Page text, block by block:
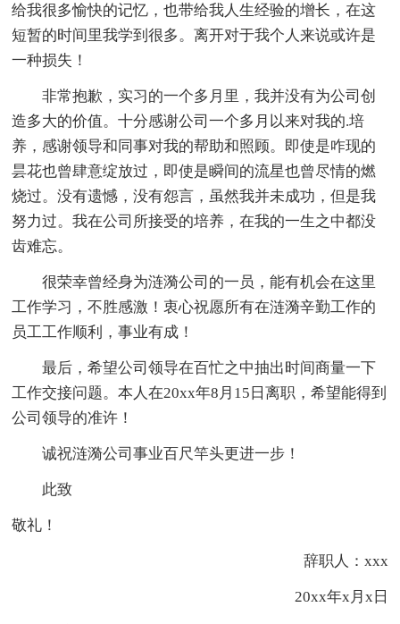
给我很多愉快的记忆，也带给我人生经验的增长，在这
短暂的时间里我学到很多。离开对于我个人来说或许是
一种损失！
非常抱歉，实习的一个多月里，我并没有为公司创
造多大的价值。十分感谢公司一个多月以来对我的.培
养，感谢领导和同事对我的帮助和照顾。即使是咋现的
昙花也曾肆意绽放过，即使是瞬间的流星也曾尽情的燃
烧过。没有遗憾，没有怨言，虽然我并未成功，但是我
努力过。我在公司所接受的培养，在我的一生之中都没
齿难忘。
很荣幸曾经身为涟漪公司的一员，能有机会在这里
工作学习，不胜感激！衷心祝愿所有在涟漪辛勤工作的
员工工作顺利，事业有成！
最后，希望公司领导在百忙之中抽出时间商量一下
工作交接问题。本人在20xx年8月15日离职，希望能得到
公司领导的准许！
诚祝涟漪公司事业百尺竿头更进一步！
此致
敬礼！
辞职人：xxx
20xx年x月x日